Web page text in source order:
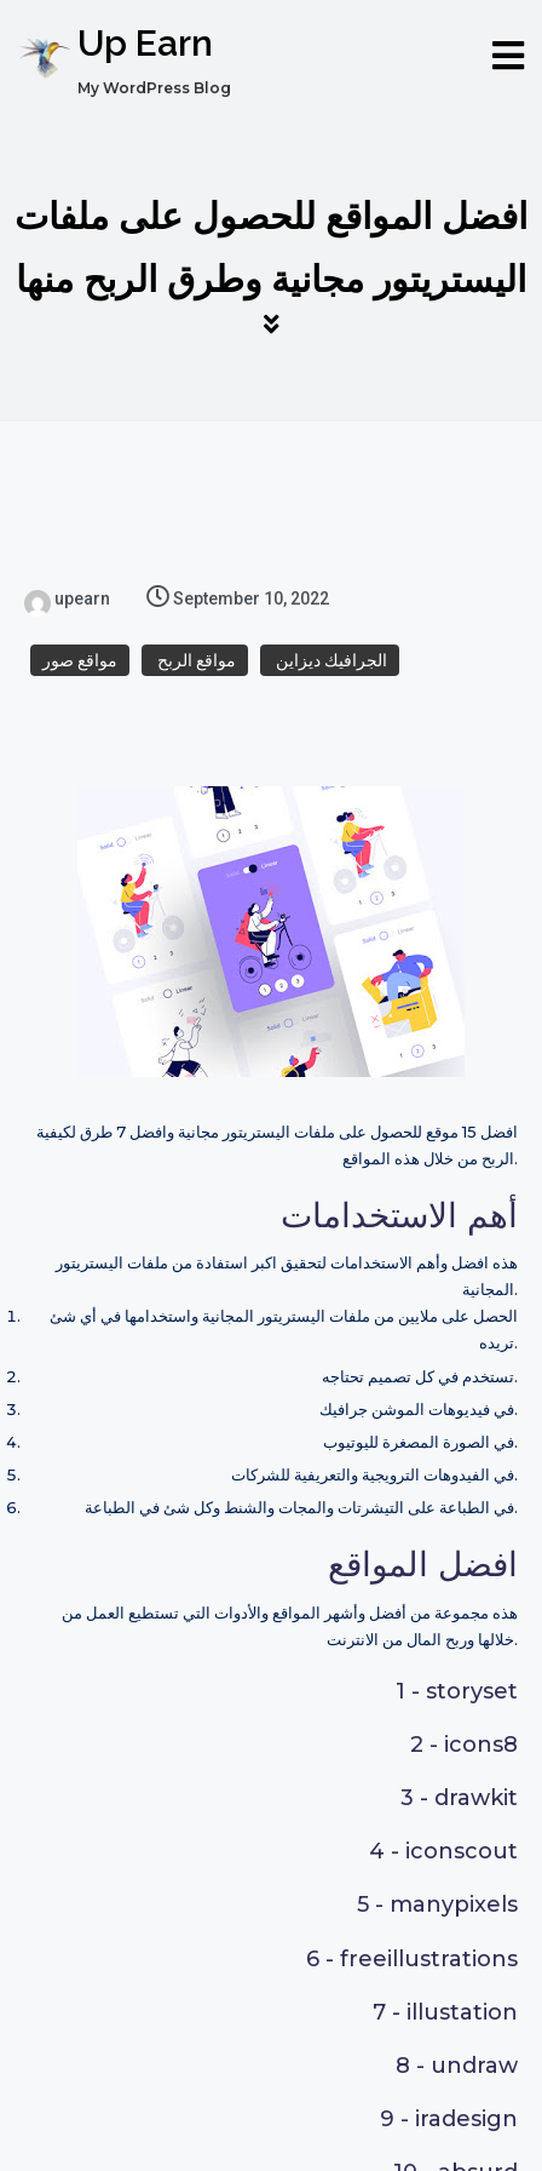
Up Earn
My WordPress Blog
افضل المواقع للحصول على ملفات
اليستريتور مجانية وطرق الربح منها
upearn September 10, 2022
الجرافيك ديزاين مواقع الربح مواقع صور
افضل 15 موقع للحصول على ملفات اليستريتور مجانية وافضل 7 طرق لكيفية
الربح من خلال هذه المواقع.
أهم الاستخدامات
هذه افضل وأهم الاستخدامات لتحقيق اكبر استفادة من ملفات اليستريتور
المجانية.
الحصل على ملايين من ملفات اليستريتور المجانية واستخدامها في أي شئ
تريده.
تستخدم في كل تصميم تحتاجه.
في فيديوهات الموشن جرافيك.
في الصورة المصغرة لليوتيوب.
في الفيدوهات الترويجية والتعريفية للشركات.
في الطباعة على التيشرتات والمجات والشنط وكل شئ في الطباعة.
افضل المواقع
هذه مجموعة من أفضل وأشهر المواقع والأدوات التي تستطيع العمل من
خلالها وربح المال من الانترنت.
1 - storyset
2 - icons8
3 - drawkit
4 - iconscout
5 - manypixels
6 - freeillustrations
7 - illustation
8 - undraw
9 - iradesign